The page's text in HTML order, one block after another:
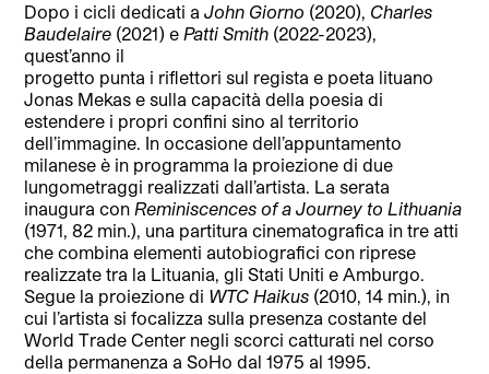
Dopo i cicli dedicati aJohn Giorno (2020), Charles
Baudelaire (2021) ePatti Smith (2022-2023),
quest’anno il
progetto punta i riflettori sul regista e poeta lituano
Jonas Mekas e sulla capacità della poesia di
estendere i propri confini sino al territorio
dell’immagine. In occasione dell’appuntamento
milanese è in programma la proiezione di due
lungometraggi realizzati dall’artista. La serata
inaugura conReminiscences of a Journey to Lithuania
(1971, 82 min.), una partitura cinematografica in tre atti
che combina elementi autobiografici con riprese
realizzate tra la Lituania, gli Stati Uniti e Amburgo.
Segue la proiezione di WTC Haikus (2010, 14 min.), in
cui l’artista si focalizza sulla presenza costante del
World Trade Center negli scorci catturati nel corso
della permanenza a SoHo dal 1975 al 1995.